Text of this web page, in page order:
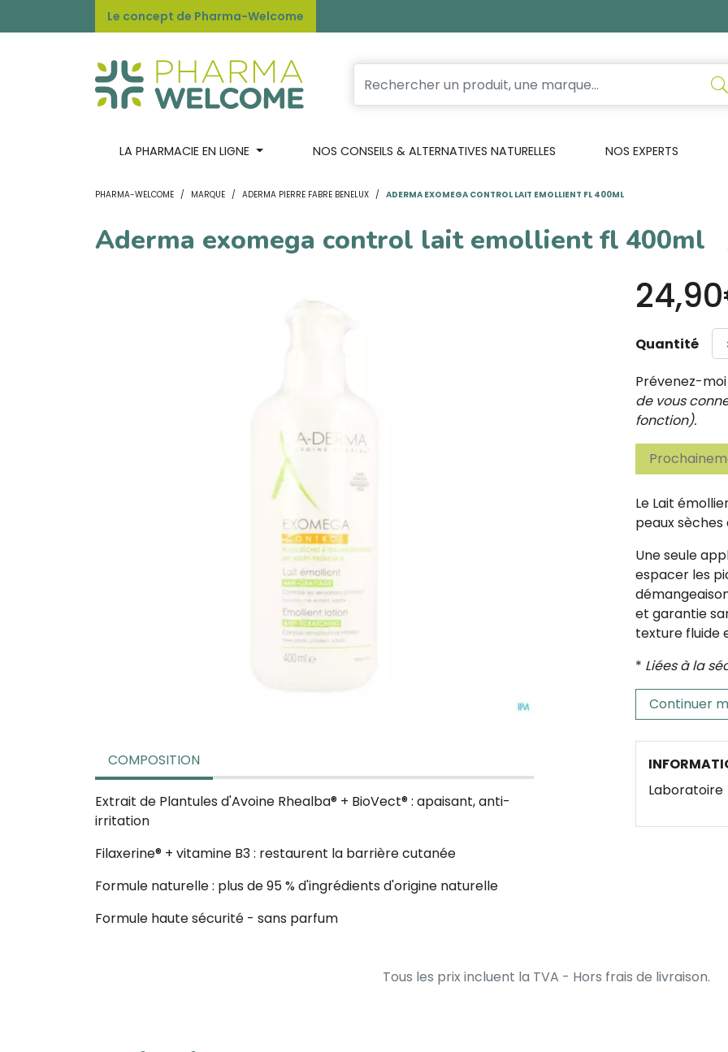
Le concept de Pharma-Welcome
LA PHARMACIE EN LIGNE NOS CONSEILS & ALTERNATIVES NATURELLES NOS EXPERTS
PHARMA-WELCOME MARQUE ADERMA PIERRE FABRE BENELUX ADERMA EXOMEGA CONTROL LAIT EMOLLIENT FL 400ML
Aderma exomega control lait emollient fl 400ml
Quantité
Prévenez-
de vous
fonction).
Le Lait
peaux
Une seule
espacer les
et garantie
texture fluide
* Liées à la
Continuer
COMPOSITION
Extrait de Plantules d'Avoine Rhealba® + BioVect® : apaisant, anti-
irritation
Filaxerine® + vitamine B3 : restaurent la barrière cutanée
Formule naturelle : plus de 95 % d'ingrédients d'origine naturelle
Formule haute sécurité - sans parfum
Laboratoire
Tous les prix incluent la TVA - Hors frais de livraison.